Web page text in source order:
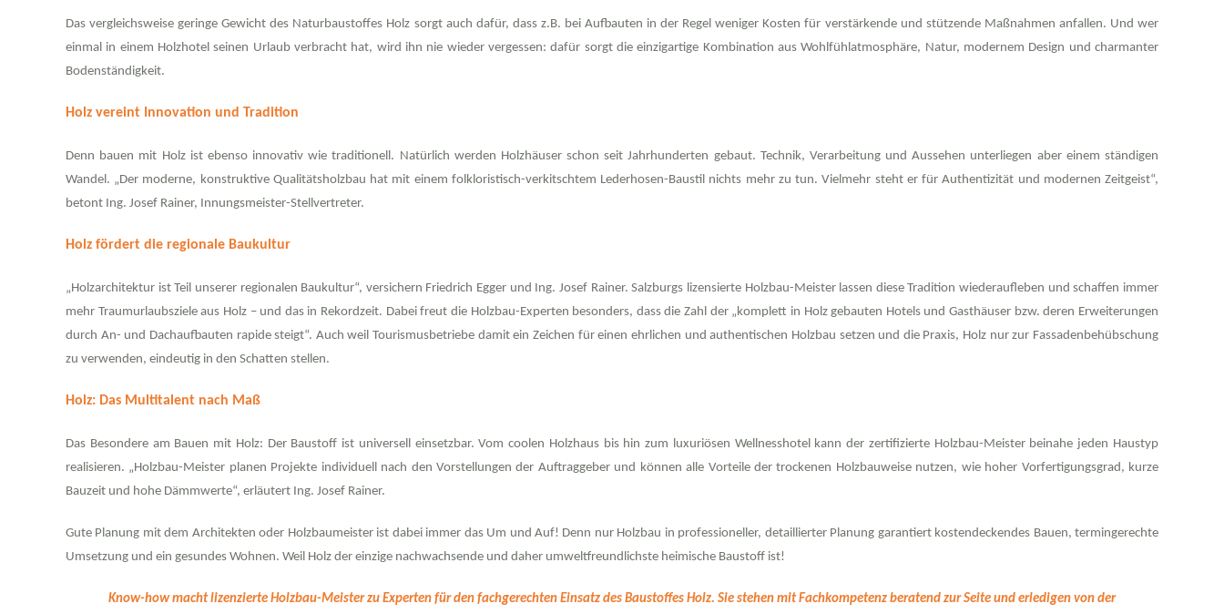
Das vergleichsweise geringe Gewicht des Naturbaustoffes Holz sorgt auch dafür, dass z.B. bei Aufbauten in der Regelweniger Kosten für verstärkende und stützende Maßnahmen anfallen. Und wer
einmal in einem Holzhotelseinen Urlaub verbracht hat, wird ihn nie wieder vergessen: dafür sorgt die einzigartige Kombination aus Wohlfühlatmosphäre, Natur, modernem Design und charmanter
Bodenständigkeit.
Holz vereint Innovation und Tradition
Denn bauen mit Holz ist ebenso innovativ wie traditionell. Natürlich werden Holzhäuser schon seit Jahrhunderten gebaut. Technik, Verarbeitung und Aussehen unterliegen aber einem ständigen
Wandel. „Der moderne, konstruktive Qualitätsholzbau hat mit einem folkloristisch-verkitschtem Lederhosen-Baustil nichts mehr zu tun. Vielmehr steht er für Authentizität und modernen Zeitgeist“,
betont Ing. Josef Rainer, Innungsmeister-Stellvertreter.
Holz fördert die regionale Baukultur
„Holzarchitektur ist Teil unserer regionalen Baukultur“, versichern Friedrich Egger und Ing. Josef Rainer. Salzburgs lizensierte Holzbau-Meister lassen diese Tradition wiederaufleben und schaffen immer
mehr Traumurlaubsziele aus Holz – und das in Rekordzeit. Dabei freut die Holzbau-Experten besonders, dass die Zahl der „komplett in Holz gebauten Hotels und Gasthäuser bzw. deren Erweiterungen
durch An- und Dachaufbauten rapide steigt“. Auch weil Tourismusbetriebe damit ein Zeichen für einen ehrlichen und authentischen Holzbau setzen und die Praxis, Holz nur zur Fassadenbehübschung
zu verwenden, eindeutig in den Schatten stellen.
Holz: Das Multitalent nach Maß
Das Besondere am Bauen mit Holz: Der Baustoff ist universell einsetzbar. Vom coolen Holzhaus bis hin zum luxuriösen Wellnesshotel kann der zertifizierte Holzbau-Meister beinahe jeden Haustyp
realisieren. „Holzbau-Meister planen Projekte individuell nach den Vorstellungen der Auftraggeber und können alle Vorteile der trockenen Holzbauweise nutzen, wie hoher Vorfertigungsgrad, kurze
Bauzeit und hohe Dämmwerte“, erläutert Ing. Josef Rainer.
Gute Planung mit dem Architekten oder Holzbaumeister ist dabei immer das Um und Auf! Denn nur Holzbau in professioneller, detaillierter Planung garantiert kostendeckendes Bauen, termingerechte
Umsetzung und ein gesundes Wohnen. Weil Holz der einzige nachwachsende und daher umweltfreundlichste heimische Baustoff ist!
Know-how macht lizenzierte Holzbau-Meister zu Experten für den fachgerechten Einsatz des Baustoffes Holz. Sie stehen mit Fachkompetenz beratend zur Seite und erledigen von der